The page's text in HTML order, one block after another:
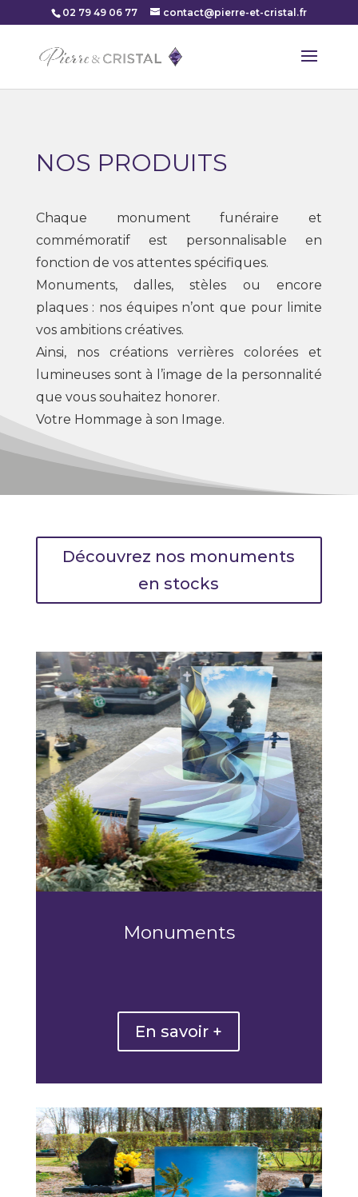
02 79 49 06 77 contact@pierre-et-cristal.fr
NOS PRODUITS
Chaque monument funéraire et
commémoratif est personnalisable en
fonction de vos attentes spécifiques.
Monuments, dalles, stèles ou encore
plaques : nos équipes n’ont que pour limite
vos ambitions créatives.
Ainsi, nos créations verrières colorées et
lumineuses sont à l’image de la personnalité
que vous souhaitez honorer.
Votre Hommage à son Image.
Découvrez nos monuments
en stocks
Monuments
En savoir +